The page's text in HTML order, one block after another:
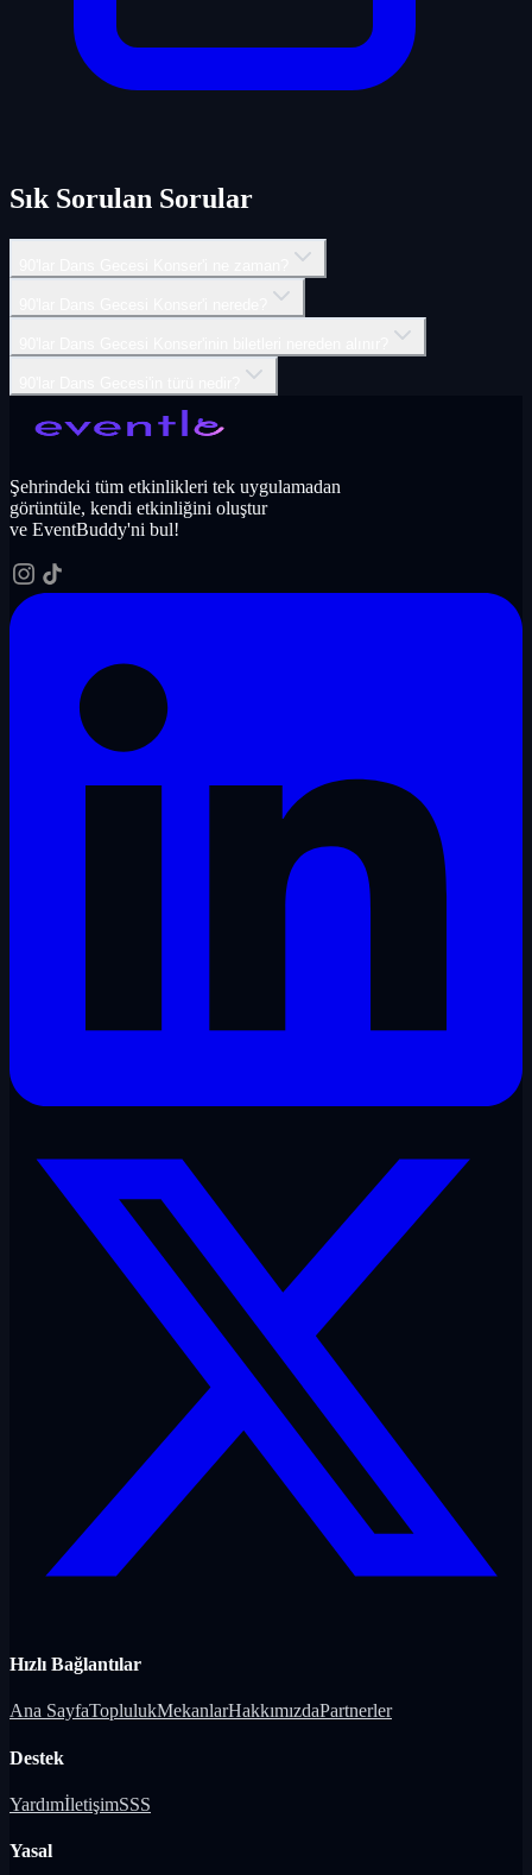
Sık Sorulan Sorular
Şehrindeki tüm etkinlikleri tek uygulamadan
görüntüle, kendi etkinliğini oluştur
ve EventBuddy'ni bul!
Hızlı Bağlantılar
Ana SayfaToplulukMekanlarHakkımızdaPartnerler
Destek
YardımİletişimSSS
Yasal